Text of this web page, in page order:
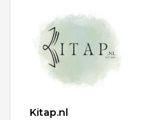
Kitap.nl